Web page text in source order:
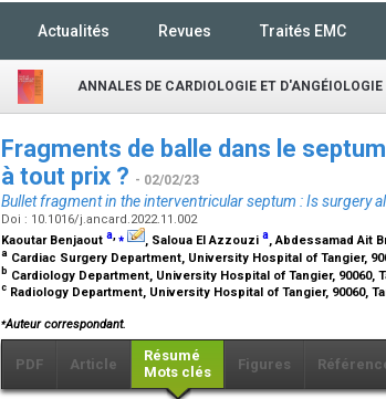
Actualités Revues Traités EMC
ANNALES DE CARDIOLOGIE ET D'ANGÉIOLOGIE
Fragments de balle dans le
à tout prix ? - 02/02/23
Bullet fragment in the interventricular septum : Is surgery
Doi : 10.1016/j.ancard.2022.11.002
Kaoutar Benjaout a,⁎ , Saloua El Azzouzi a, Abdessamad Ait
a Cardiac Surgery Department, University Hospital of Tangier,
b Cardiology Department, University Hospital of Tangier, 90060,
c Radiology Department, University Hospital of Tangier, 90060,
⁎Auteur correspondant.
PDF Article
Résumé
Mots clés
Figures